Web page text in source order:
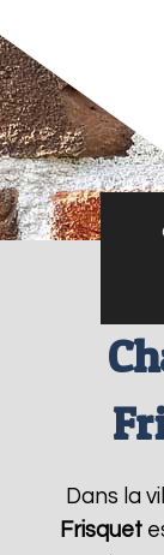
Dans la
Frisquet